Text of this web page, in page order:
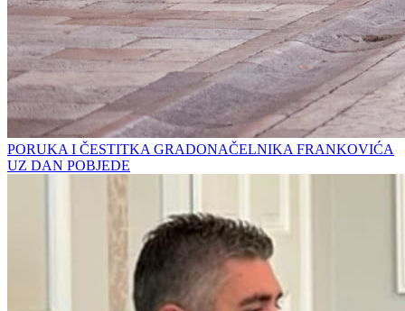
PORUKA I ČESTITKA GRADONAČELNIKA FRANKOVIĆA
UZ DAN POBJEDE